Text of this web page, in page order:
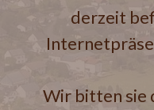
derzeit
Wir bitten sie